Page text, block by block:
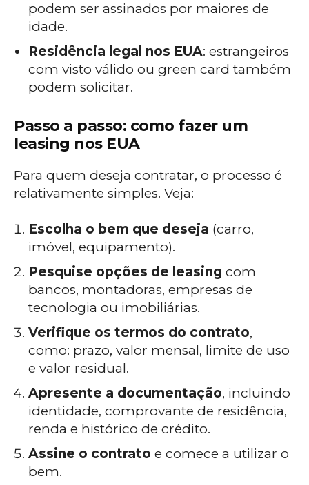
podem ser assinados por maiores de
idade.
Residência legal nos EUA: estrangeiros
com visto válido ou green card também
podem solicitar.
Passo a passo: como fazer um
leasing nos EUA
Para quem deseja contratar, o processo é
relativamente simples. Veja:
Escolha o bem que deseja (carro,
imóvel, equipamento).
Pesquise opções de leasing com
bancos, montadoras, empresas de
tecnologia ou imobiliárias.
Verifique os termos do contrato,
como: prazo, valor mensal, limite de uso
e valor residual.
Apresente a documentação, incluindo
identidade, comprovante de residência,
renda e histórico de crédito.
Assine o contrato e comece a utilizar o
bem.